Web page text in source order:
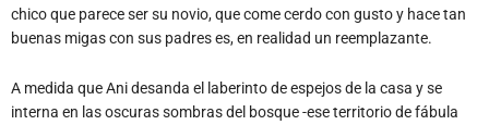
chico que parece ser su novio, que come cerdo con gusto y hace tan
buenas migas con sus padres es, en realidad un reemplazante.
A medida que Ani desanda el laberinto de espejos de la casa y se
interna en las oscuras sombras del bosque -ese territorio de fábula